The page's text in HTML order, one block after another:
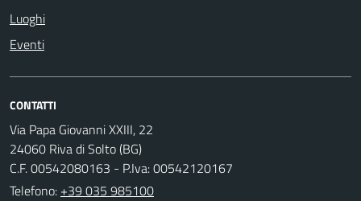
Luoghi
Eventi
CONTATTI
Via Papa Giovanni XXIII, 22
24060 Riva di Solto (BG)
C.F. 00542080163 - P.Iva: 00542120167
Telefono: +39 035 985100